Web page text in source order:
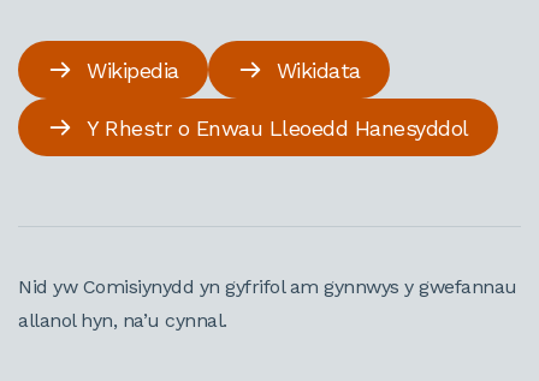
Wikipedia Wikidata
Y Rhestr o Enwau Lleoedd Hanesyddol
Nid yw Comisiynydd yn gyfrifol am gynnwys y gwefannau
allanol hyn, na’u cynnal.